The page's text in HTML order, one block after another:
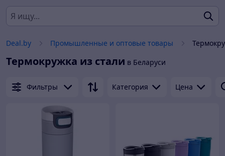
Deal.by Промышленные и оптовые товары
Термокружка из стали в Беларуси
Фильтры Категория Цена